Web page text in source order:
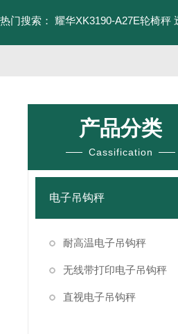
热门搜索： 耀华XK3190-A27E轮椅秤
产品分类
Cassification
电子吊钩秤
耐高温电子吊钩秤
无线带打印电子吊钩秤
直视电子吊钩秤